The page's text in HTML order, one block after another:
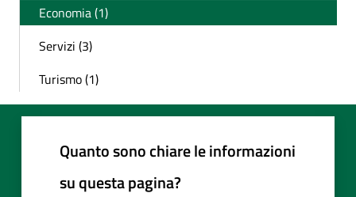
Economia (1)
Servizi (3)
Turismo (1)
Quanto sono chiare le informazioni
su questa pagina?